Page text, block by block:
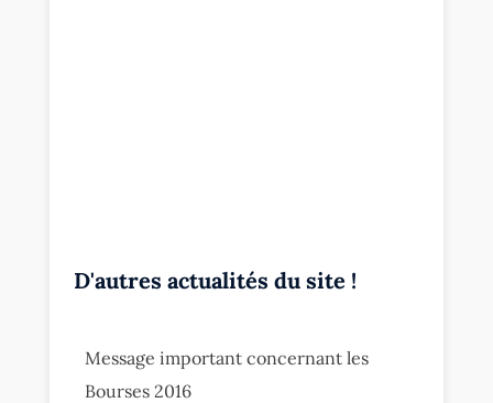
D'autres actualités du site !
Message important concernant les
Bourses 2016